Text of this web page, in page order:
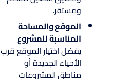
ومستقر.
الموقع والمساحة
المناسبة للمشروع
يفضل اختيار الموقع قرب
الأحياء الجديدة أو
مناطق المشروعات